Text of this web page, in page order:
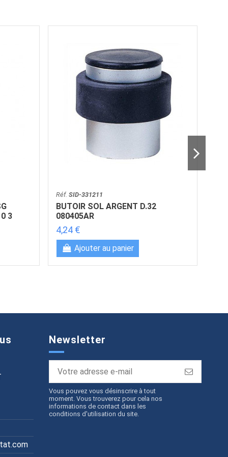
3
Réf. SID-331211
BUTOIR SOL ARGENT D.32
080405AR
4,24 €
Ajouter au panier
Newsletter
Vous pouvez vous désinscrire à tout
moment. Vous trouverez pour cela nos
informations de contact dans les
conditions d'utilisation du site.